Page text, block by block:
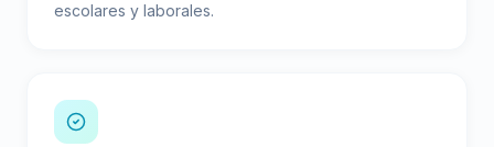
escolares y laborales.